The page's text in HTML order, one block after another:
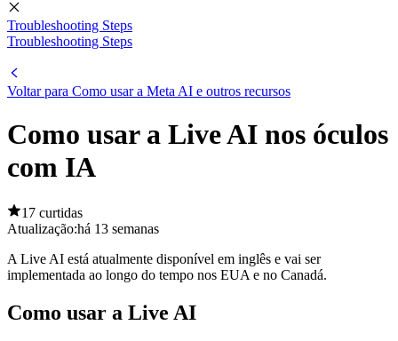
Troubleshooting Steps
Troubleshooting Steps
Voltar para Como usar a Meta AI e outros recursos
Como usar a Live AI nos óculos
com IA
17 curtidas
Atualização:há 13 semanas
A Live AI está atualmente disponível em inglês e vai ser
implementada ao longo do tempo nos EUA e no Canadá.
Como usar a Live AI